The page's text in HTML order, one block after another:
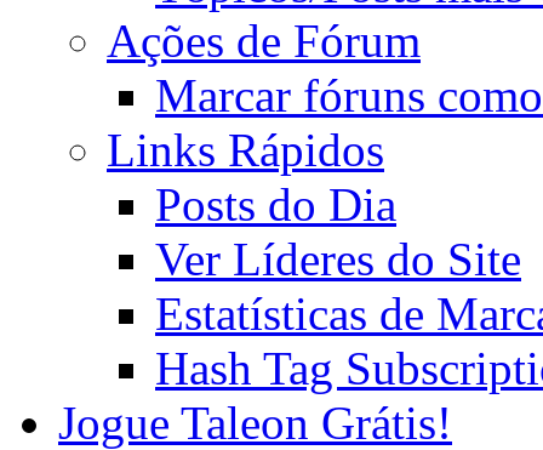
Ações de Fórum
Marcar fóruns
Links Rápidos
Posts do Dia
Ver Líderes do Site
Estatísticas de
Hash Tag
Jogue Taleon Grátis!